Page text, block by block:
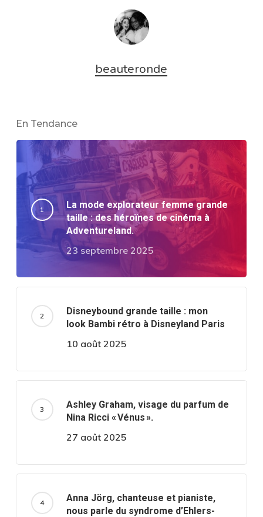
beauteronde
En Tendance
La mode explorateur femme grande
taille : des héroïnes de cinéma à
Adventureland.
23 septembre 2025
Disneybound grande taille : mon
look Bambi rétro à Disneyland Paris
10 août 2025
Ashley Graham, visage du parfum de
Nina Ricci « Vénus ».
27 août 2025
Anna Jörg, chanteuse et pianiste,
nous parle du syndrome d’Ehlers-